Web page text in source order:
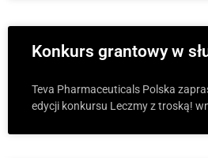
Konkurs grantowy w
Teva Pharmaceuticals Polska
edycji konkursu Leczmy z troską!